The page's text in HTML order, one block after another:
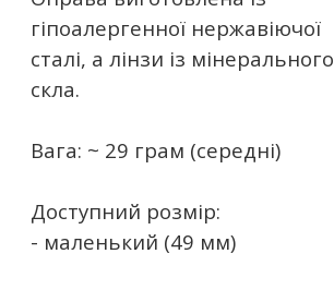
гіпоалергенної нержавіючої
сталі, а лінзи із мінерального
скла.
Вага: ~ 29 грам (середні)
Доступний розмір:
- маленький (49 мм)